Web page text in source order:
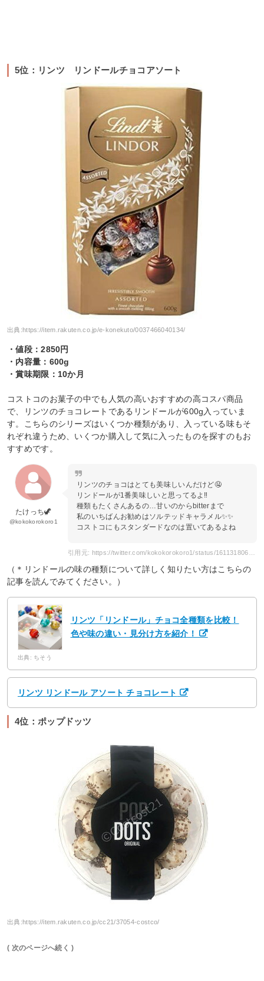
5位：リンツ リンドールチョコアソート
出典:https://item.rakuten.co.jp/e-konekuto/0037466040134/
・値段：2850円
・内容量：600g
・賞味期限：10か月
コストコのお菓子の中でも人気の高いおすすめの高コスパ商品
で、リンツのチョコレートであるリンドールが600g入っていま
す。こちらのシリーズはいくつか種類があり、入っている味もそ
れぞれ違うため、いくつか購入して気に入ったものを探すのもお
すすめです。
たけっち🦖
@kokokorokoro1
リンツのチョコはとても美味しいんだけど🤤
リンドールが1番美味しいと思ってるよ‼︎
種類もたくさんあるの…甘いのからbitterまで
私のいちばんお勧めはソルテッドキャラメル✨✨
コストコにもスタンダードなのは置いてあるよね
（＊リンドールの味の種類について詳しく知りたい方はこちらの
記事を読んでみてください。）
リンツ「リンドール」チョコ全種類を比較！
色や味の違い・見分け方を紹介！
出典: ちそう
リンツ リンドール アソート チョコレート
4位：ポップドッツ
出典:https://item.rakuten.co.jp/cc21/37054-costco/
( 次のページへ続く )